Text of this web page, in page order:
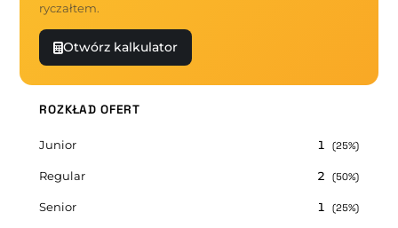
ryczałtem.
Otwórz kalkulator
ROZKŁAD OFERT
Junior 1 (25%)
Regular 2 (50%)
Senior 1 (25%)